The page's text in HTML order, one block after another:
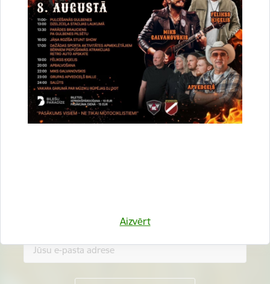
Aizvērt
Vai šī informācija bija noderīga?
Sniegt atsauksmi
Piesakies jaunumu saņemšanai savā e-pastā.